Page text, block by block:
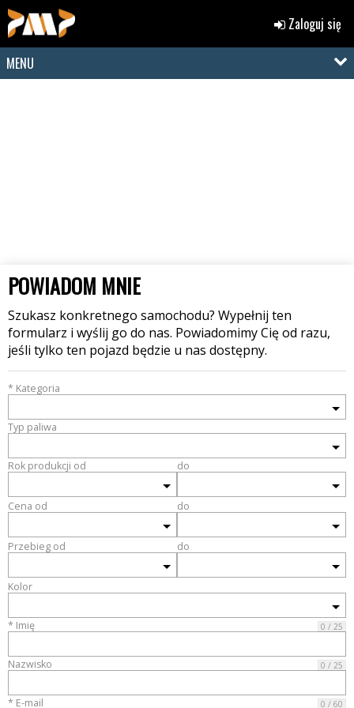
Zaloguj się
MENU
POWIADOM MNIE
Szukasz konkretnego samochodu? Wypełnij ten
formularz i wyślij go do nas. Powiadomimy Cię od razu,
jeśli tylko ten pojazd będzie u nas dostępny.
* Kategoria
Typ paliwa
Rok produkcji od do
Cena od do
Przebieg od do
Kolor
* Imię 0 / 25
Nazwisko 0 / 25
* E-mail 0 / 60